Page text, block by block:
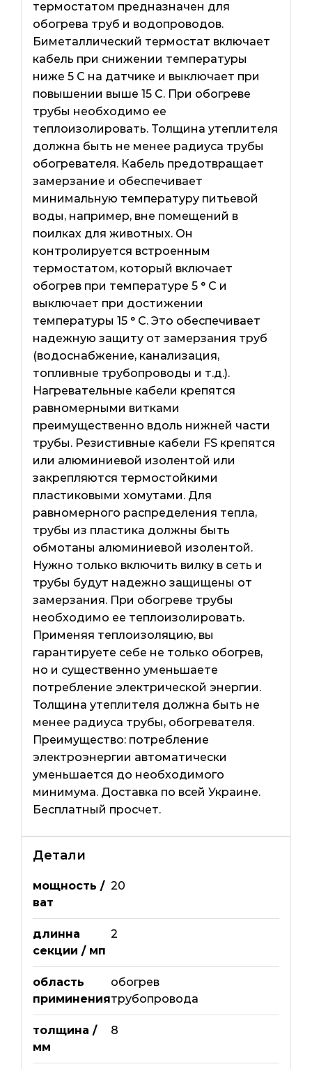
термостатом предназначен для
обогрева труб и водопроводов.
Биметаллический термостат включает
кабель при снижении температуры
ниже 5 С на датчике и выключает при
повышении выше 15 С. При обогреве
трубы необходимо ее
теплоизолировать. Толщина утеплителя
должна быть не менее радиуса трубы
обогревателя. Кабель предотвращает
замерзание и обеспечивает
минимальную температуру питьевой
воды, например, вне помещений в
поилках для животных. Он
контролируется встроенным
термостатом, который включает
обогрев при температуре 5 ° С и
выключает при достижении
температуры 15 ° C. Это обеспечивает
надежную защиту от замерзания труб
(водоснабжение, канализация,
топливные трубопроводы и т.д.).
Нагревательные кабели крепятся
равномерными витками
преимущественно вдоль нижней части
трубы. Резистивные кабели FS крепятся
или алюминиевой изолентой или
закрепляются термостойкими
пластиковыми хомутами. Для
равномерного распределения тепла,
трубы из пластика должны быть
обмотаны алюминиевой изолентой.
Нужно только включить вилку в сеть и
трубы будут надежно защищены от
замерзания. При обогреве трубы
необходимо ее теплоизолировать.
Применяя теплоизоляцию, вы
гарантируете себе не только обогрев,
но и существенно уменьшаете
потребление электрической энергии.
Толщина утеплителя должна быть не
менее радиуса трубы, обогревателя.
Преимущество: потребление
электроэнергии автоматически
уменьшается до необходимого
минимума. Доставка по всей Украине.
Бесплатный просчет.
Детали
мощность /
ват
20
длинна
секции / мп
2
область
приминения
обогрев
трубопровода
толщина /
мм
8